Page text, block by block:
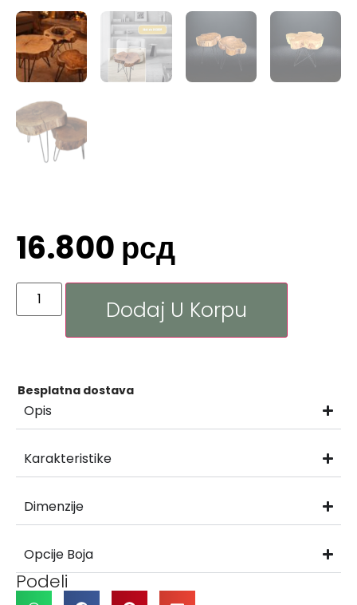
16.800 рсд
Dodaj U Korpu
Besplatna dostava
Opis
Karakteristike
Dimenzije
Opcije Boja
Podeli